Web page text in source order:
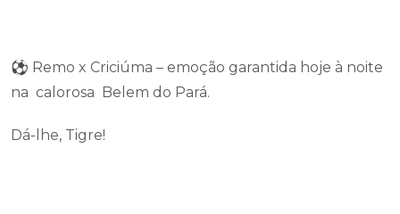
⚽ Remo x Criciúma – emoção garantida hoje à noite
na calorosa Belem do Pará.
Dá-lhe, Tigre!